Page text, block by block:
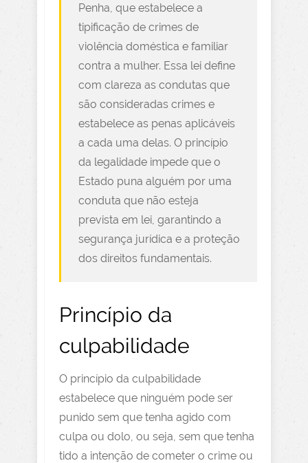
Penha, que estabelece a
tipificação de crimes de
violência doméstica e familiar
contra a mulher. Essa lei define
com clareza as condutas que
são consideradas crimes e
estabelece as penas aplicáveis
a cada uma delas. O princípio
da legalidade impede que o
Estado puna alguém por uma
conduta que não esteja
prevista em lei, garantindo a
segurança jurídica e a proteção
dos direitos fundamentais.
Princípio da
culpabilidade
O princípio da culpabilidade
estabelece que ninguém pode ser
punido sem que tenha agido com
culpa ou dolo, ou seja, sem que tenha
tido a intenção de cometer o crime ou